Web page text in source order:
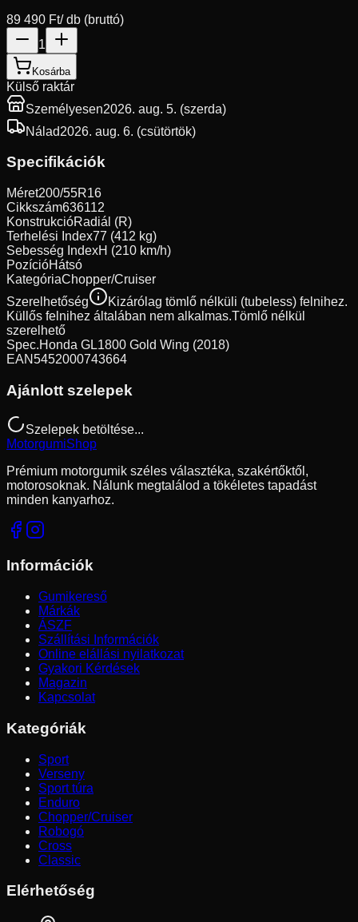
89 490 Ft/ db (bruttó)
1
Kosárba
Külső raktár
Személyesen2026. aug. 5. (szerda)
Nálad2026. aug. 6. (csütörtök)
Specifikációk
Méret200/55R16
Cikkszám636112
KonstrukcióRadiál (R)
Terhelési Index77 (412 kg)
Sebesség IndexH (210 km/h)
PozícióHátsó
KategóriaChopper/Cruiser
Szerelhetőség
Kizárólag tömlő nélküli (tubeless) felnihez.
Küllős felnihez általában nem alkalmas.Tömlő nélkül
szerelhető
Spec.Honda GL1800 Gold Wing (2018)
EAN5452000743664
Ajánlott szelepek
Szelepek betöltése...
MotorgumiShop
Prémium motorgumik széles választéka, szakértőktől,
motorosoknak. Nálunk megtalálod a tökéletes tapadást
minden kanyarhoz.
Információk
Gumikereső
Márkák
ÁSZF
Szállítási Információk
Online elállási nyilatkozat
Gyakori Kérdések
Magazin
Kapcsolat
Kategóriák
Sport
Verseny
Sport túra
Enduro
Chopper/Cruiser
Robogó
Cross
Classic
Elérhetőség